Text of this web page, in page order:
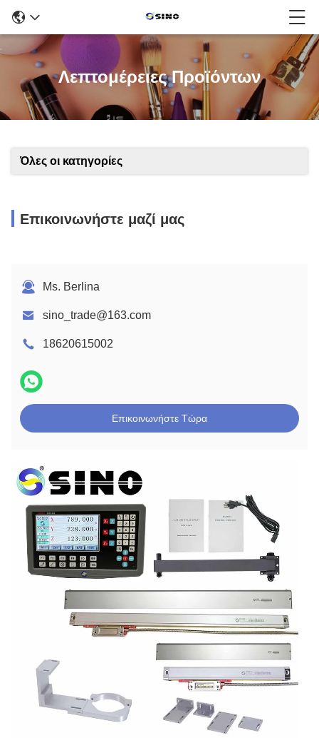
Λεπτομέρειες Προϊόντων
Όλες οι κατηγορίες
Επικοινωνήστε μαζί μας
Ms. Berlina
sino_trade@163.com
18620615002
Επικοινωνήστε Τώρα